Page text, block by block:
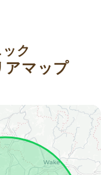
ク
アマップ